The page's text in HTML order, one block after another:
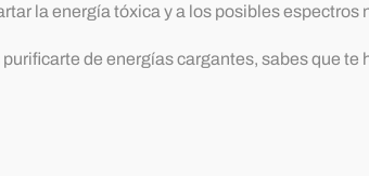
la energía tóxica y a los posibles
de energías cargantes, sabes que